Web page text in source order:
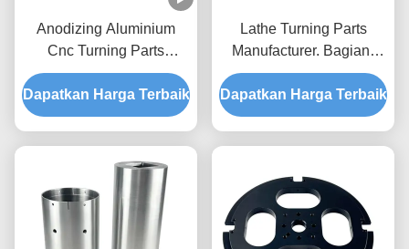
Anodizing Aluminium
Cnc Turning Parts
Machining Custom 5 Axis
Cnc Milling
Dapatkan Harga Terbaik
Lathe Turning Parts
Manufacturer. Bagian-
bagian Perunggu dan
Bagian-bagian
Aluminium
Dapatkan Harga Terbaik